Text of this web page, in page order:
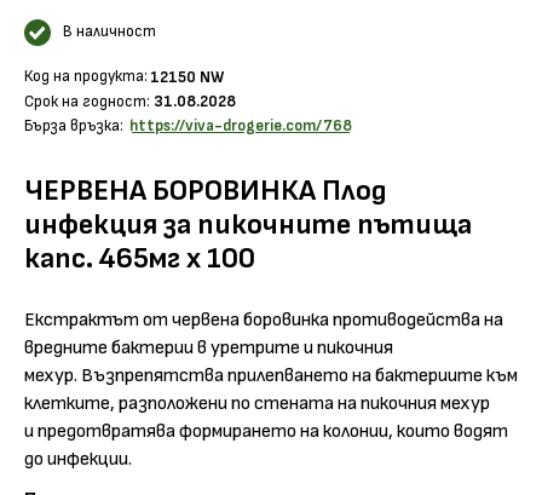
В наличност
Код на продукта: 12150 NW
Срок на годност: 31.08.2028
Бърза връзка: https://viva-drogerie.com/768
ЧЕРВЕНА БОРОВИНКА Плод
инфекция за пикочните пътища
капс. 465мг х 100
Екстрактът от червена боровинка противодейства на
вредните бактерии в уретрите и пикочния
мехур. Възпрепятства прилепването на бактериите към
клетките, разположени по стената на пикочния мехур
и предотвратява формирането на колонии, които водят
до инфекции.